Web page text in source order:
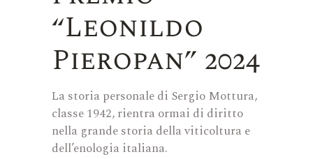
“Leonildo
Pieropan” 2024
La storia personale di Sergio Mottura,
classe 1942, rientra ormai di diritto
nella grande storia della viticoltura e
dell’enologia italiana.